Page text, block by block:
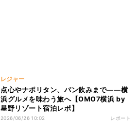
レジャー
点心やナポリタン、パン飲みまで——横
浜グルメを味わう旅へ【OMO7横浜 by
星野リゾート宿泊レポ】
2026/06/26 10:02 レポート